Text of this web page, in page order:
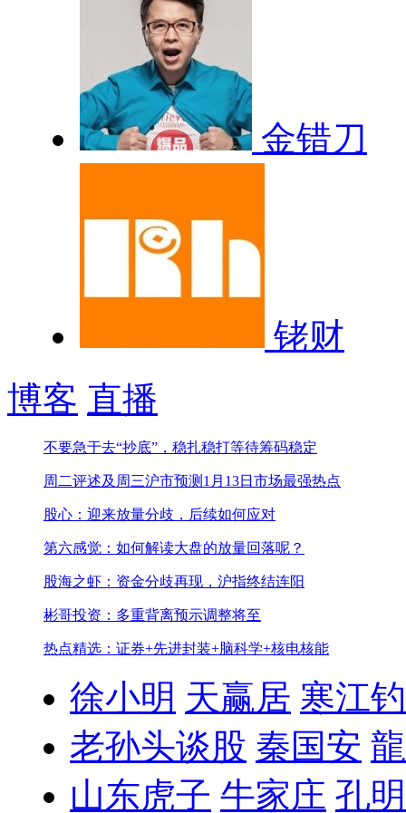
金错刀
铑财
博客 直播
不要急于去“抄底”，稳扎稳打等待筹码稳定
周二评述及周三沪市预测 1月13日市场最强热点
股心：迎来放量分歧，后续如何应对
第六感觉：如何解读大盘的放量回落呢？
股海之虾：资金分歧再现，沪指终结连阳
彬哥投资：多重背离预示调整将至
热点精选：证券+先进封装+脑科学+核电核能
徐小明 天赢居 寒江
老孙头谈股 秦国安
山东虎子 牛家庄 孔